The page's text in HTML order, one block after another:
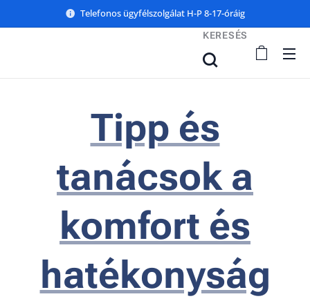
Telefonos ügyfélszolgálat H-P 8-17-óráig
KERESÉS
Tipp és
tanácsok a
komfort és
hatékonyság